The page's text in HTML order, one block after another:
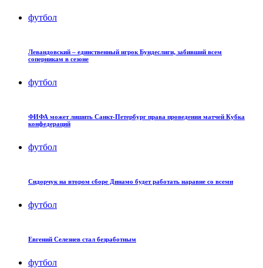
футбол
Левандовский – единственный игрок Бундеслиги, забивший всем
соперникам в сезоне
футбол
ФИФА может лишить Санкт-Петербург права проведения матчей Кубка
конфедераций
футбол
Сидорчук на втором сборе Динамо будет работать наравне со всеми
футбол
Евгений Селезнев стал безработным
футбол